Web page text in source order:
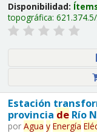
Disponibilidad:
topográfica:
Estación
provincia deRío
por Agua y Energía